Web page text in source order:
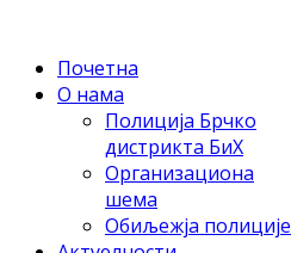
Почетна
О нама
Полиција Брчко
дистрикта БиХ
Организациона
шема
Обиљежја полиције